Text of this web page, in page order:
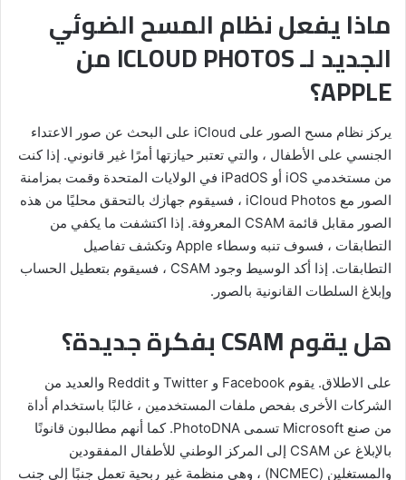
ماذا يفعل نظام المسح الضوئي
الجديد لـ ICLOUD PHOTOS من
APPLE؟
يركز نظام مسح الصور على iCloud على البحث عن صور الاعتداء
الجنسي على الأطفال ، والتي تعتبر حيازتها أمرًا غير قانوني. إذا كنت
من مستخدمي iOS أو iPadOS في الولايات المتحدة وقمت بمزامنة
الصور مع iCloud Photos ، فسيقوم جهازك بالتحقق محليًا من هذه
الصور مقابل قائمة CSAM المعروفة. إذا اكتشفت ما يكفي من
التطابقات ، فسوف تنبه وسطاء Apple وتكشف تفاصيل
التطابقات. إذا أكد الوسيط وجود CSAM ، فسيقوم بتعطيل الحساب
وإبلاغ السلطات القانونية بالصور.
هل يقوم CSAM بفكرة جديدة؟
على الاطلاق. يقوم Facebook و Twitter و Reddit والعديد من
الشركات الأخرى بفحص ملفات المستخدمين ، غالبًا باستخدام أداة
من صنع Microsoft تسمى PhotoDNA. كما أنهم مطالبون قانونًا
بالإبلاغ عن CSAM إلى المركز الوطني للأطفال المفقودين
والمستغلين (NCMEC) ، وهي منظمة غير ربحية تعمل جنبًا إلى جنب